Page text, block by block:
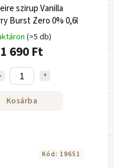
szirup Vanilla
Burst Zero 0% 0,6l
(>5 db)
1 690 Ft
Kosárba
Kód: 19651